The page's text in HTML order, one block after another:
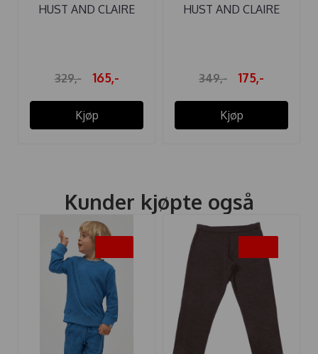
HUST AND CLAIRE
329,- 165,-
Kjøp
HUST AND CLAIRE
349,- 175,-
Kjøp
Kunder kjøpte også